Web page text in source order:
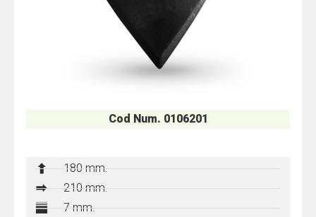
Cod Num. 0106201
180 mm.
210 mm.
7 mm.